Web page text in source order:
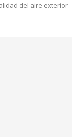
del aire exterior